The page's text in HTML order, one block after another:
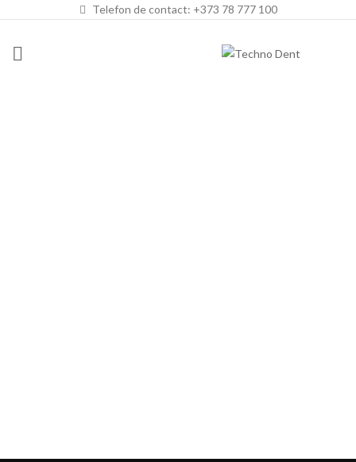
Telefon de contact: +373 78 777 100